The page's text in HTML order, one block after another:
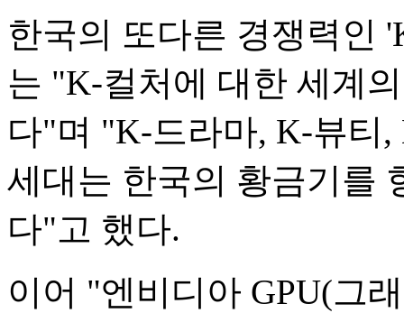
한국의 또다른 경쟁력인
는 "K-컬처에 대한 세계
다"며 "K-드라마, K-뷰티
세대는 한국의 황금기를
다"고 했다.
이어 "엔비디아 GPU(그